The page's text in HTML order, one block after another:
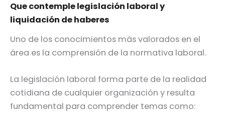
Que contemple legislación laboral y
liquidación de haberes
Uno de los conocimientos más valorados en el
área es la comprensión de la normativa laboral.
La legislación laboral forma parte de la realidad
cotidiana de cualquier organización y resulta
fundamental para comprender temas como: